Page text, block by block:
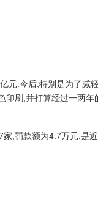
元.今后,特别是为了减
印刷,并打算经过一两年
,罚款额为4.7万元,是